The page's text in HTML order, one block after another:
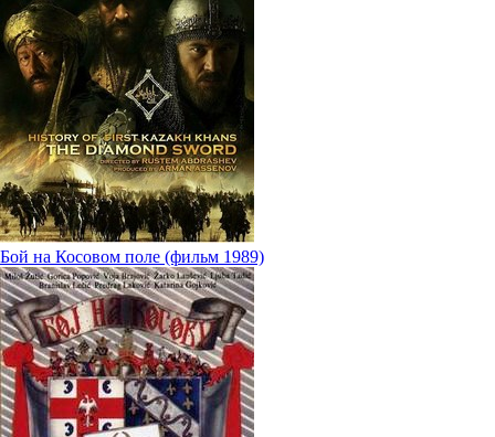
Бой на Косовом поле (фильм 1989)